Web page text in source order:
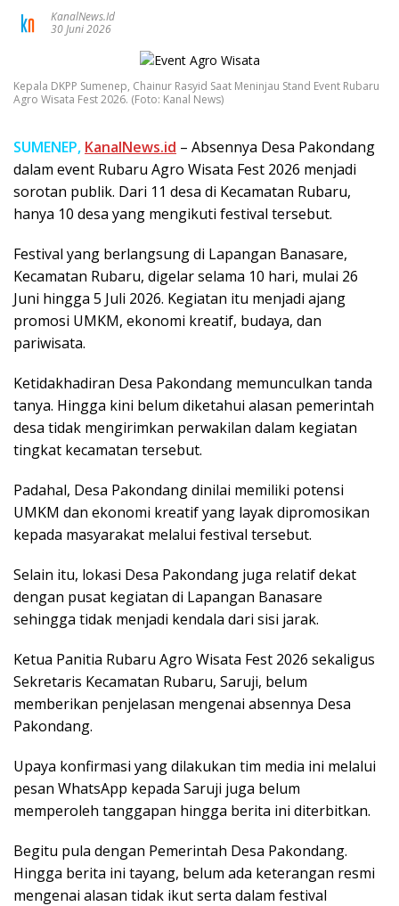
KanalNews.id
30 Juni 2026
Kepala DKPP Sumenep, Chainur Rasyid Saat Meninjau Stand Event Rubaru
Agro Wisata Fest 2026. (Foto: Kanal News)
SUMENEP, KanalNews.id – Absennya Desa Pakondang
dalam event Rubaru Agro Wisata Fest 2026 menjadi
sorotan publik. Dari 11 desa di Kecamatan Rubaru,
hanya 10 desa yang mengikuti festival tersebut.
Festival yang berlangsung di Lapangan Banasare,
Kecamatan Rubaru, digelar selama 10 hari, mulai 26
Juni hingga 5 Juli 2026. Kegiatan itu menjadi ajang
promosi UMKM, ekonomi kreatif, budaya, dan
pariwisata.
Ketidakhadiran Desa Pakondang memunculkan tanda
tanya. Hingga kini belum diketahui alasan pemerintah
desa tidak mengirimkan perwakilan dalam kegiatan
tingkat kecamatan tersebut.
Padahal, Desa Pakondang dinilai memiliki potensi
UMKM dan ekonomi kreatif yang layak dipromosikan
kepada masyarakat melalui festival tersebut.
Selain itu, lokasi Desa Pakondang juga relatif dekat
dengan pusat kegiatan di Lapangan Banasare
sehingga tidak menjadi kendala dari sisi jarak.
Ketua Panitia Rubaru Agro Wisata Fest 2026 sekaligus
Sekretaris Kecamatan Rubaru, Saruji, belum
memberikan penjelasan mengenai absennya Desa
Pakondang.
Upaya konfirmasi yang dilakukan tim media ini melalui
pesan WhatsApp kepada Saruji juga belum
memperoleh tanggapan hingga berita ini diterbitkan.
Begitu pula dengan Pemerintah Desa Pakondang.
Hingga berita ini tayang, belum ada keterangan resmi
mengenai alasan tidak ikut serta dalam festival